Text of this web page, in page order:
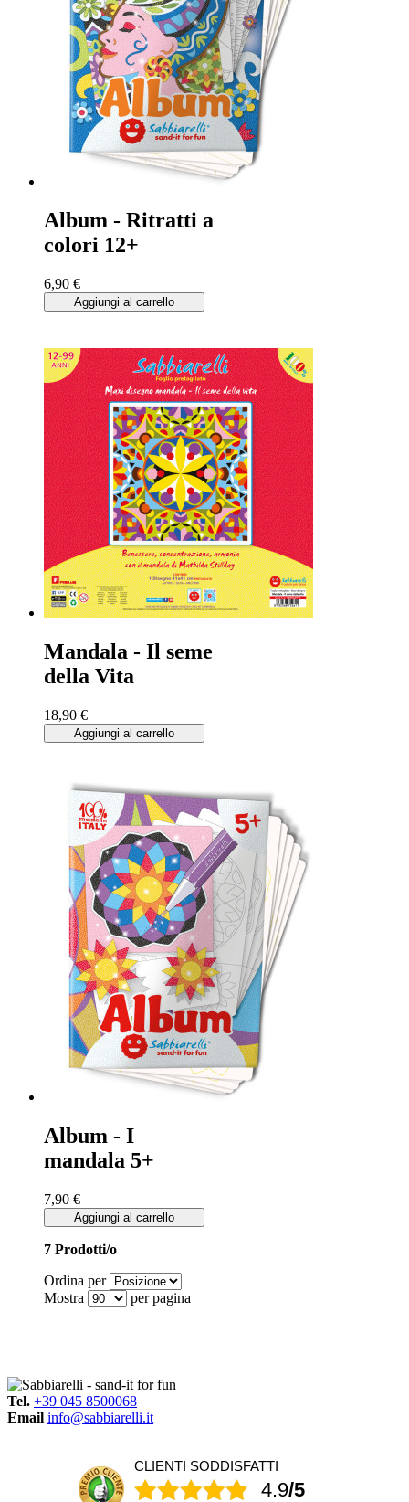
Album - Ritratti a
colori 12+
6,90 €
Aggiungi al carrello
Mandala - Il seme
della Vita
18,90 €
Aggiungi al carrello
Album - I
mandala 5+
7,90 €
Aggiungi al carrello
7 Prodotti/o
Ordina per
Mostra
per pagina
Tel. +39 045 8500068
Email info@sabbiarelli.it
CLIENTI SODDISFATTI
4.9/5